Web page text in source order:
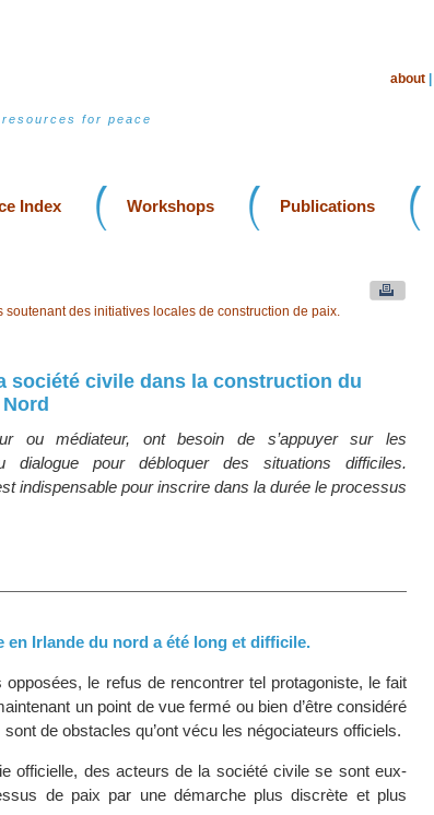
for peace
about
Index Workshops Publications
soutenant des initiatives locales de construction de paix.
société civile dans la construction du
ou médiateur, ont besoin de s’appuyer sur les
dialogue pour débloquer des situations difficiles.
indispensable pour inscrire dans la durée le processus
Irlande du nord a été long et difficile.
opposées, le refus de rencontrer tel protagoniste, le fait
un point de vue fermé ou bien d’être considéré
de obstacles qu’ont vécu les négociateurs officiels.
officielle, des acteurs de la société civile se sont eux-
de paix par une démarche plus discrète et plus